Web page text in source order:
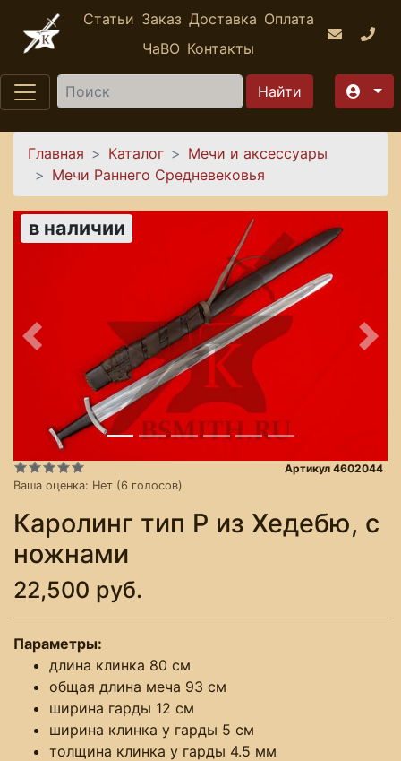
Перейти к основному содержанию
Статьи Заказ Доставка Оплата
ЧаВО Контакты
Найти
Вы здесь
Главная Каталог
Мечи и аксессуары
Мечи Раннего Средневековья
в наличии
Предыдущее
Ваша оценка: Нет (6 голосов)
Артикул 4602044
Каролинг тип P из Хедебю, с
ножнами
22,500 руб.
Параметры:
длина клинка 80 см
общая длина меча 93 см
ширина гарды 12 см
ширина клинка у гарды 5 см
толщина клинка у гарды 4.5 мм